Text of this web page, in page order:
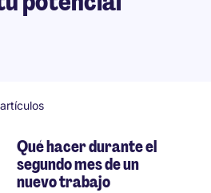
Qué hacer durante el
segundo mes de un
nuevo trabajo